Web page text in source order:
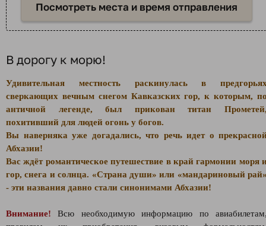
Посмотреть места и время отправления
В дорогу к морю!
Удивительная местность раскинулась в
сверкающих вечным снегом Кавказских гор, к которым,
античной легенде, был прикован титан
похитивший для людей огонь у богов.
Вы наверняка уже догадались, что речь идет о
Абхазии!
Вас ждёт романтическое путешествие в край гармонии моря
гор, снега и солнца. «Страна души» или «мандариновый
- эти названия давно стали синонимами Абхазии!
Внимание! Всю необходимую информацию по